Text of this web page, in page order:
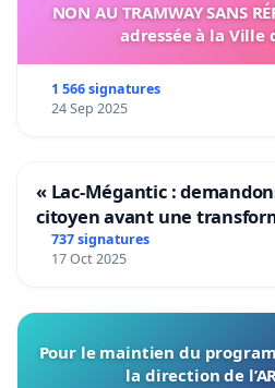
NON AU TRAMWAY SANS
adressée à la Ville
1 566 signatures
24 Sep 2025
« Lac-Mégantic :
citoyen avant une
de notre territoire »
737 signatures
17 Oct 2025
Pour le maintien du
la direction de